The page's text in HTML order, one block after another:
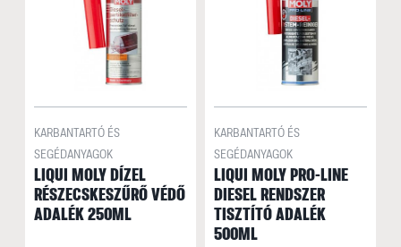
KARBANTARTÓ ÉS
SEGÉDANYAGOK
LIQUI MOLY DÍZEL
RÉSZECSKESZŰRŐ VÉDŐ
ADALÉK 250ML
KARBANTARTÓ ÉS
SEGÉDANYAGOK
LIQUI MOLY PRO-LINE
DIESEL RENDSZER
TISZTÍTÓ ADALÉK
500ML